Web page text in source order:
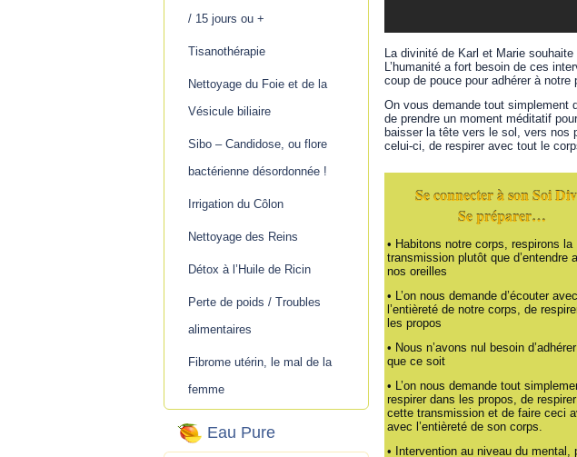
/ 15 jours ou +
Tisanothérapie
Nettoyage du Foie et de la
Vésicule biliaire
Sibo – Candidose, ou flore
bactérienne désordonnée !
Irrigation du Côlon
Nettoyage des Reins
Détox à l’Huile de Ricin
Perte de poids / Troubles
alimentaires
Fibrome utérin, le mal de la
femme
Eau Pure
La divinité de Karl et Marie
L’humanité a fort besoin de ces
coup de pouce pour adhérer à notre
On vous demande tout simplement
de prendre un moment méditatif
baisser la tête vers le sol, vers nos
celui-ci, de respirer avec tout le
Se connecter à son Soi
Se préparer…
• Habitons notre corps, respirons la
transmission plutôt que d’entendre
nos oreilles
• L’on nous demande d’écouter avec
l’entièreté de notre corps, de
les propos
• Nous n’avons nul besoin
que ce soit
• L’on nous demande tout
respirer dans les propos, de
cette transmission et de faire ceci
avec l’entièreté de son corps.
• Intervention au niveau du mental,